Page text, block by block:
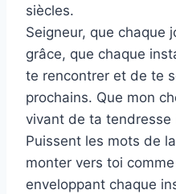
siècles.
Seigneur, que chaque
grâce, que chaque
te rencontrer et de te
prochains. Que mon
vivant de ta tendresse
Puissent les mots de
monter vers toi
enveloppant chaque